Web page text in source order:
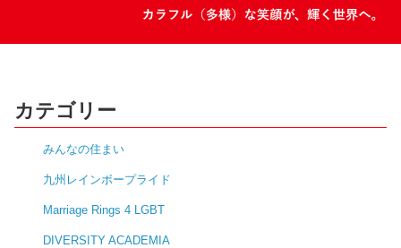
カテゴリー
みんなの住まい
九州レインボープライド
Marriage Rings 4 LGBT
DIVERSITY ACADEMIA